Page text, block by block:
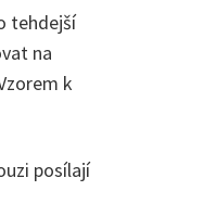
tehdejší
na
k
posílají